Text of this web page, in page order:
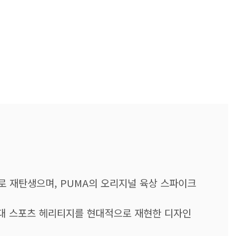
재탄생으며, PUMA의 오리지널 육상 스파이크
포츠 헤리티지를 현대적으로 재현한 디자인